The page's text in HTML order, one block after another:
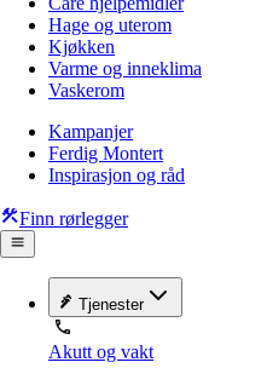
Hage og uterom
Kjøkken
Varme og inneklima
Vaskerom
Kampanjer
Ferdig Montert
Inspirasjon og råd
Finn rørlegger
Tjenester
Akutt og vakt